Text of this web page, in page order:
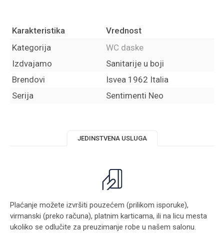
Karakteristika
Vrednost
Kategorija
WC daske
Izdvajamo
Sanitarije u boji
Brendovi
Isvea 1962 Italia
Serija
Sentimenti Neo
JEDINSTVENA USLUGA
Plaćanje možete izvršiti pouzećem (prilikom isporuke),
virmanski (preko računa), platnim karticama, ili na licu mesta
ukoliko se odlučite za preuzimanje robe u našem salonu.